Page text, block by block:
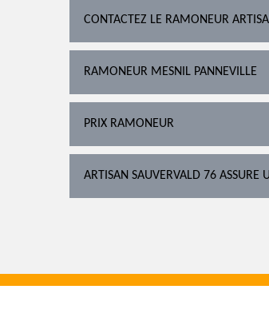
CONTACTEZ LE RAMONEUR
RAMONEUR MESNIL PANNEVILLE
PRIX RAMONEUR
ARTISAN SAUVERVALD 76